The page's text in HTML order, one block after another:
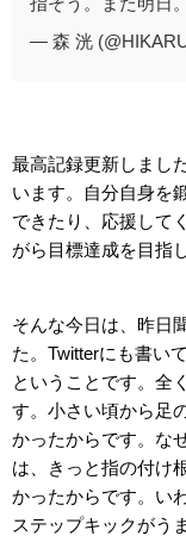
— 森 洸
最高記録更新しまし
います。自分自身を
できたり、応援して
がら目標達成を目指
そんな今日は、昨日
た。Twitterにも書い
ということです。全
す。小さい頃から足
かったからです。な
は、きっと指の付け
かったからです。い
ステップキックがう